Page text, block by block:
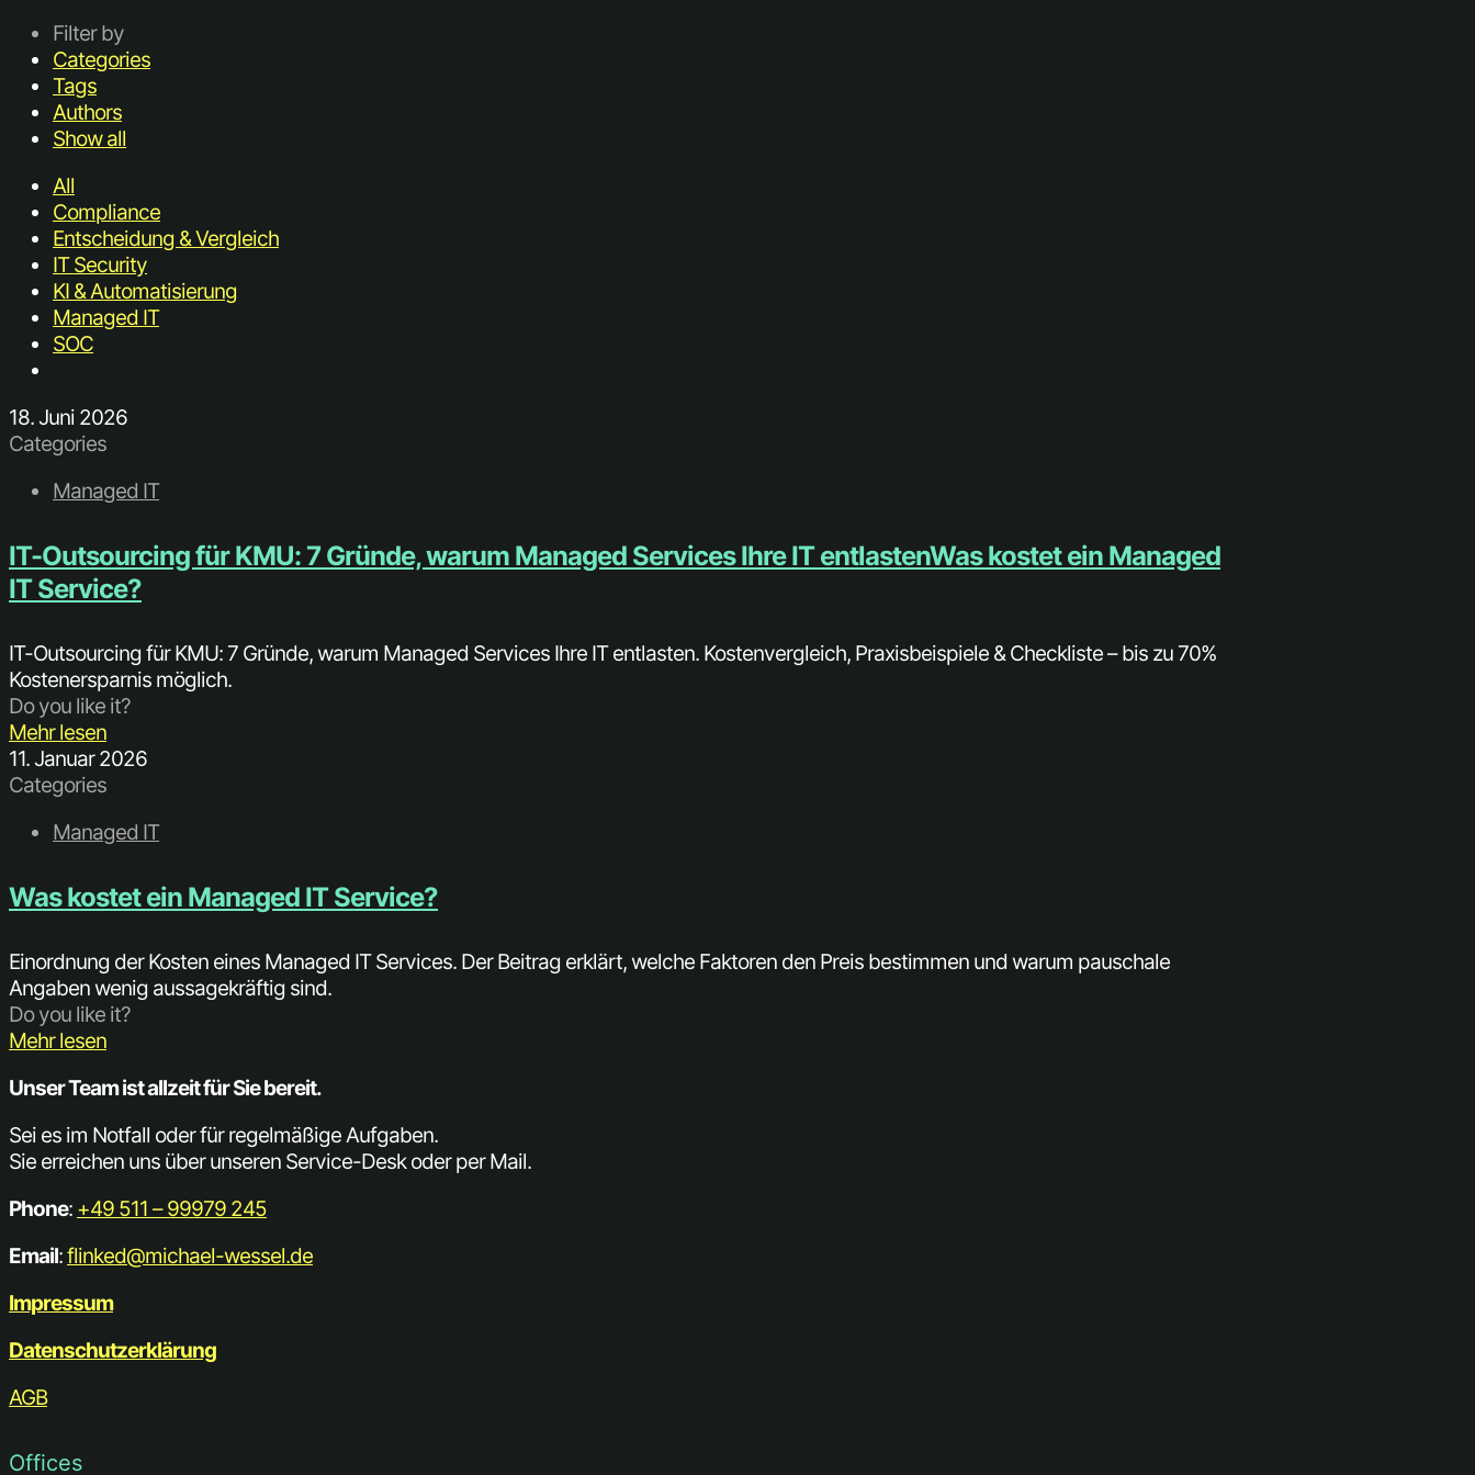
Filter by
Categories
Tags
Authors
Show all
All
Compliance
Entscheidung & Vergleich
IT Security
KI & Automatisierung
Managed IT
SOC
18. Juni 2026
Categories
Managed IT
IT-Outsourcing für KMU: 7 Gründe, warum Managed Services Ihre IT entlastenWas kostet ein Managed
IT Service?
IT-Outsourcing für KMU: 7 Gründe, warum Managed Services Ihre IT entlasten. Kostenvergleich, Praxisbeispiele & Checkliste – bis zu 70%
Kostenersparnis möglich.
Do you like it?
Mehr lesen
11. Januar 2026
Categories
Managed IT
Was kostet ein Managed IT Service?
Einordnung der Kosten eines Managed IT Services. Der Beitrag erklärt, welche Faktoren den Preis bestimmen und warum pauschale
Angaben wenig aussagekräftig sind.
Do you like it?
Mehr lesen
Unser Team ist allzeit für Sie bereit.
Sei es im Notfall oder für regelmäßige Aufgaben.
Sie erreichen uns über unseren Service-Desk oder per Mail.
Phone: +49 511 – 99979 245
Email:flinked@michael-wessel.de
Impressum
Datenschutzerklärung
AGB
Offices